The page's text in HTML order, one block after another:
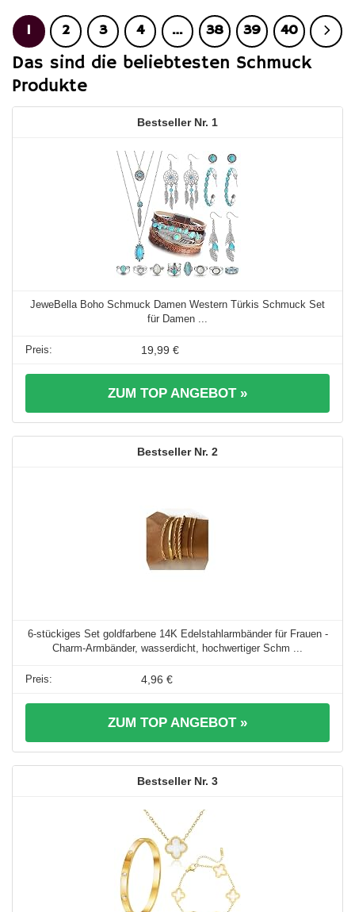
1 2 3 4 … 38 39 40
Das sind die beliebtesten Schmuck
Produkte
1
JeweBella Boho Schmuck Damen Western Türkis Schmuck Set
für Damen ...
19,99 €
ZUM TOP ANGEBOT »
2
6-stückiges Set goldfarbene 14K Edelstahlarmbänder für Frauen -
Charm-Armbänder, wasserdicht, hochwertiger Schm ...
4,96 €
ZUM TOP ANGEBOT »
3